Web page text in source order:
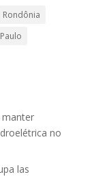
Rondônia
manter
no
las